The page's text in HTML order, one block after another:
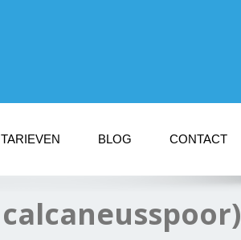
TARIEVEN BLOG CONTACT